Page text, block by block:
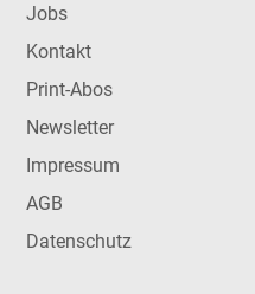
Jobs
Kontakt
Print-Abos
Newsletter
Impressum
AGB
Datenschutz